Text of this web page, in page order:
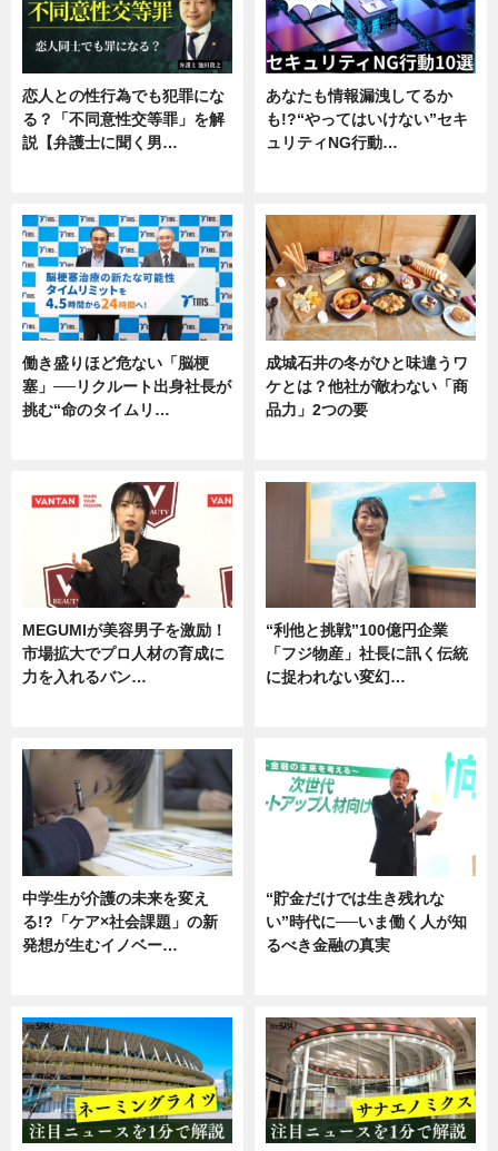
恋人との性行為でも犯罪にな
る？「不同意性交等罪」を解
説【弁護士に聞く男…
あなたも情報漏洩してるか
も!?“やってはいけない”セキ
ュリティNG行動…
働き盛りほど危ない「脳梗
塞」──リクルート出身社長が
挑む“命のタイムリ…
成城石井の冬がひと味違うワ
ケとは？他社が敵わない「商
品力」2つの要
MEGUMIが美容男子を激励！
市場拡大でプロ人材の育成に
力を入れるバン…
“利他と挑戦”100億円企業
「フジ物産」社長に訊く伝統
に捉われない変幻…
中学生が介護の未来を変え
る!?「ケア×社会課題」の新
発想が生むイノベー…
“貯金だけでは生き残れな
い”時代に──いま働く人が知
るべき金融の真実